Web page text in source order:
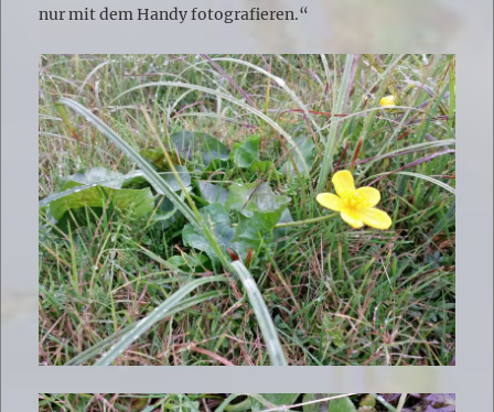
nur mit dem Handy fotografieren.“